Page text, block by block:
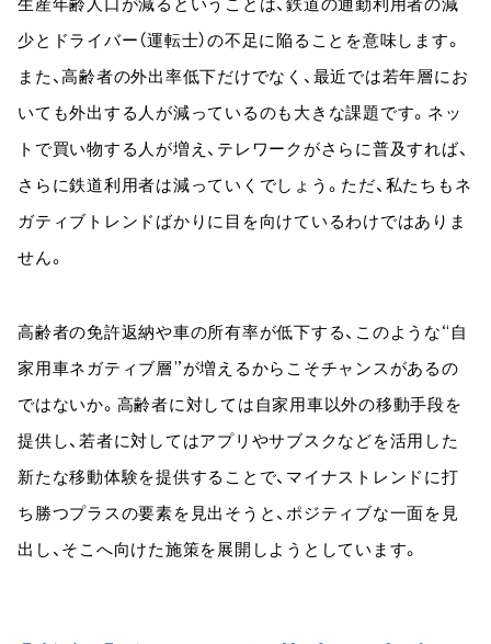
生産年齢人口が減るということは、鉄道の通勤利用者の減
少とドライバー（運転士）の不足に陥ることを意味します。
また、高齢者の外出率低下だけでなく、最近では若年層にお
いても外出する人が減っているのも大きな課題です。ネッ
トで買い物する人が増え、テレワークがさらに普及すれば、
さらに鉄道利用者は減っていくでしょう。ただ、私たちもネ
ガティブトレンドばかりに目を向けているわけではありま
せん。
高齢者の免許返納や車の所有率が低下する、このような“自
家用車ネガティブ層”が増えるからこそチャンスがあるの
ではないか。高齢者に対しては自家用車以外の移動手段を
提供し、若者に対してはアプリやサブスクなどを活用した
新たな移動体験を提供することで、マイナストレンドに打
ち勝つプラスの要素を見出そうと、ポジティブな一面を見
出し、そこへ向けた施策を展開しようとしています。